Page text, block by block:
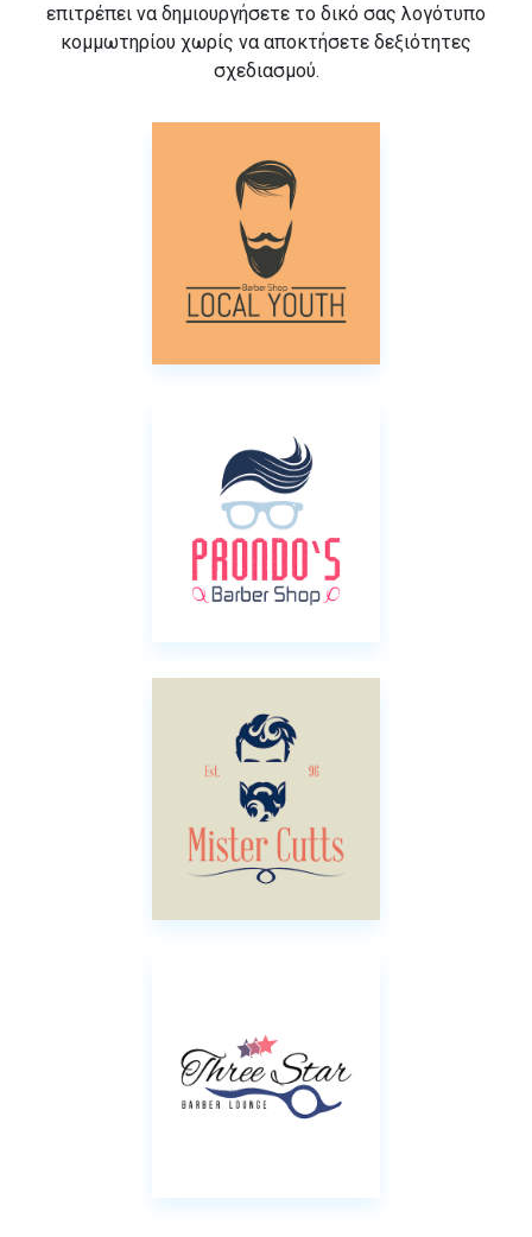
επιτρέπει να δημιουργήσετε το δικό σας λογότυπο
κομμωτηρίου χωρίς να αποκτήσετε δεξιότητες
σχεδιασμού.